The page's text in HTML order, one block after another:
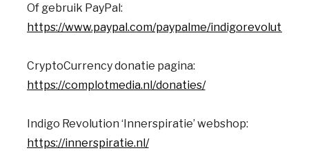
Of gebruik PayPal:
https://www.paypal.com/paypalme/indigorevolution
CryptoCurrency donatie pagina:
https://complotmedia.nl/donaties/
Indigo Revolution ‘Innerspiratie’ webshop:
https://innerspiratie.nl/